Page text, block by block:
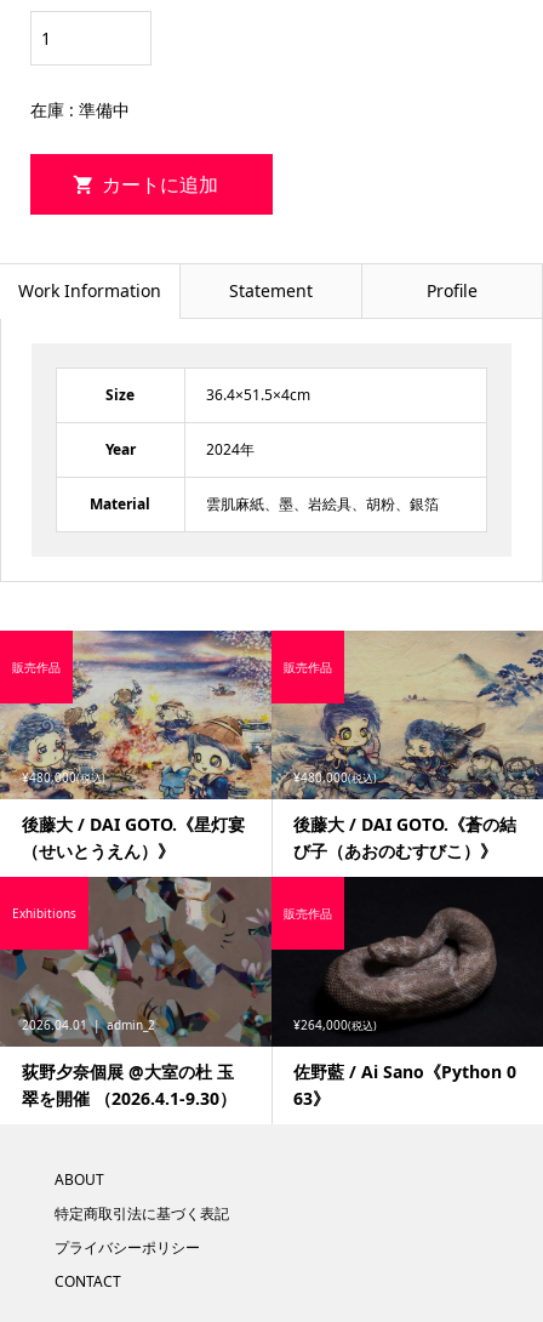
在庫 : 準備中
Work Information Statement Profile
Size 36.4×51.5×4cm
Year 2024年
Material 雲肌麻紙、墨、岩絵具、胡粉、銀箔
¥480,000(税込)
後藤大 / DAI GOTO.《星灯宴
（せいとうえん）》
販売作品
¥480,000(税込)
後藤大 / DAI GOTO.《蒼の結
び子（あおのむすびこ）》
販売作品
2026.04.01 admin_2
荻野夕奈個展 @大室の杜 玉
翠を開催 （2026.4.1-9.30）
Exhibitions
¥264,000(税込)
佐野藍 / Ai Sano《Python 0
63》
販売作品
ABOUT
特定商取引法に基づく表記
プライバシーポリシー
CONTACT